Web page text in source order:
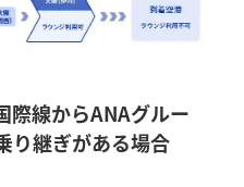
際線からANAグルー
り継ぎがある場合